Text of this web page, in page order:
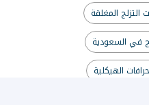
التزلج المغلقة
في السعودية
الهيكلية